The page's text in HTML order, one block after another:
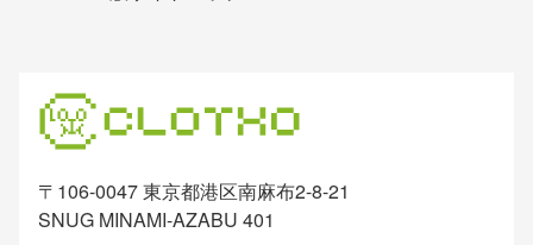
〒106-0047 東京都港区南麻布2-8-21
SNUG MINAMI-AZABU 401